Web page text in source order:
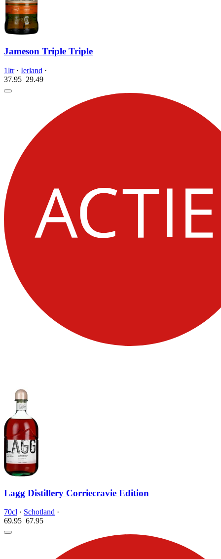
Jameson Triple Triple
1ltr· Ierland ·
37.95 29.49
Lagg Distillery Corriecravie Edition
70cl · Schotland ·
69.95 67.95